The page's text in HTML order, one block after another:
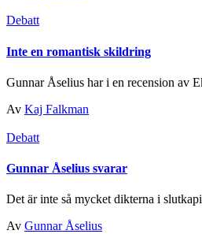
Debatt
Inte en romantisk skildring
Gunnar Åselius har i en recension av
Av Kaj Falkman
Debatt
Gunnar Åselius svarar
Det är inte så mycket dikterna i
Av Gunnar Åselius